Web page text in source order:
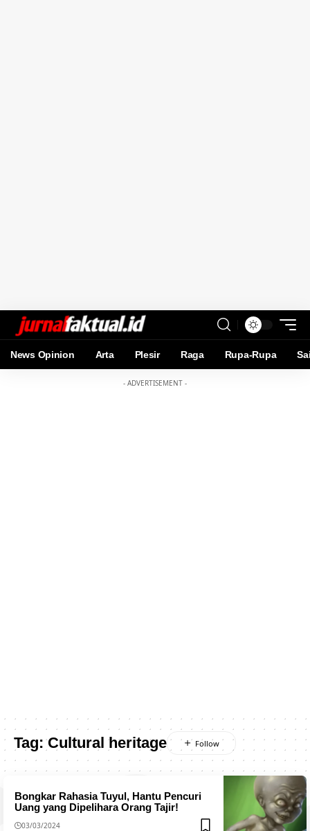
News Opinion Arta Plesir Raga Rupa-Rupa
- ADVERTISEMENT -
Tag:Cultural heritage
Bongkar Rahasia Tuyul, Hantu Pencuri
Uang yang Dipelihara Orang Tajir!
03/03/2024